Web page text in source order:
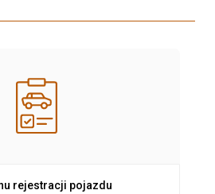
rejestracji pojazdu